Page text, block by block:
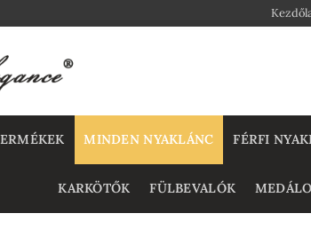
MINDEN NYAKLÁNC FÉRFI
KARKÖTŐK FÜLBEVALÓK